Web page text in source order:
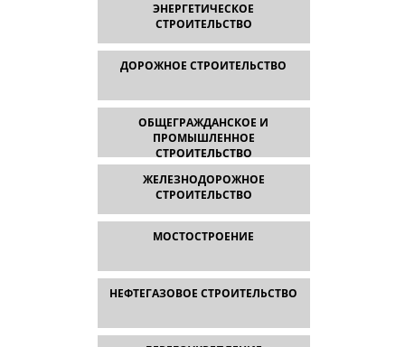
ЭНЕРГЕТИЧЕСКОЕ
СТРОИТЕЛЬСТВО
ДОРОЖНОЕ СТРОИТЕЛЬСТВО
ОБЩЕГРАЖДАНСКОЕ И
ПРОМЫШЛЕННОЕ
СТРОИТЕЛЬСТВО
ЖЕЛЕЗНОДОРОЖНОЕ
СТРОИТЕЛЬСТВО
МОСТОСТРОЕНИЕ
НЕФТЕГАЗОВОЕ СТРОИТЕЛЬСТВО